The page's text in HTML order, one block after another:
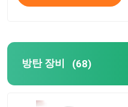
전술 조끼와 싸우세요
방탄 장비 (68)